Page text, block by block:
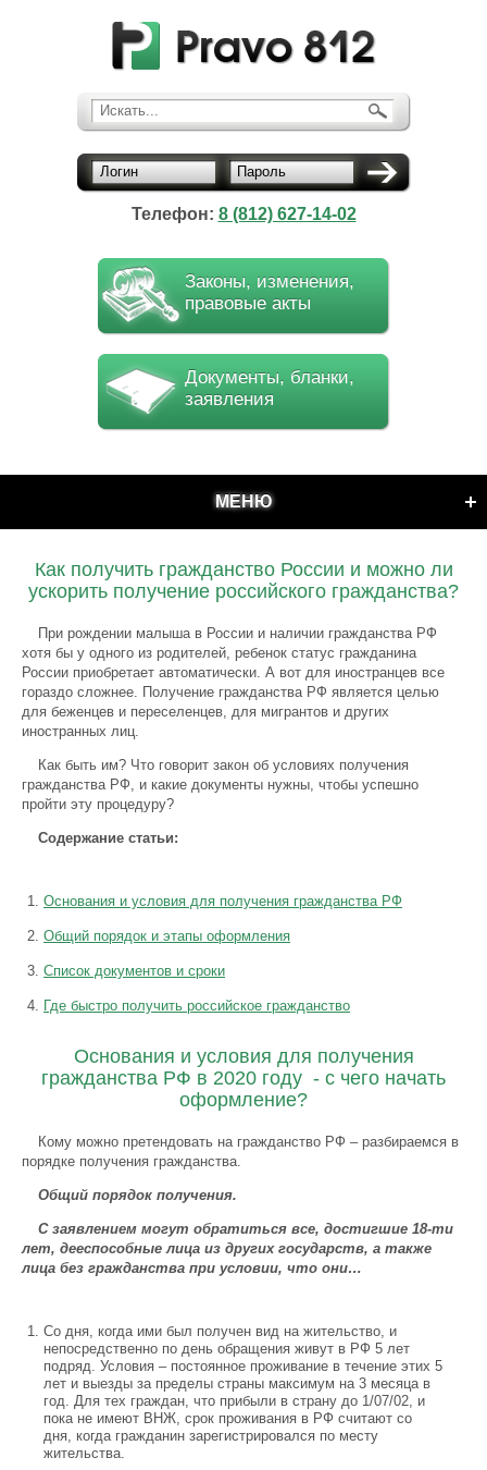
Искать...
Логин Пароль
Телефон: 8 (812) 627-14-02
Законы, изменения,
правовые акты
Документы, бланки,
заявления
МЕНЮ
Как получить гражданство России и можно ли
ускорить получение российского гражданства?
При рождении малыша в России и наличии гражданства РФ
хотя бы у одного из родителей, ребенок статус гражданина
России приобретает автоматически. А вот для иностранцев все
гораздо сложнее. Получение гражданства РФ является целью
для беженцев и переселенцев, для мигрантов и других
иностранных лиц.
Как быть им? Что говорит закон об условиях получения
гражданства РФ, и какие документы нужны, чтобы успешно
пройти эту процедуру?
Содержание статьи:
Основания и условия для получения гражданства РФ
Общий порядок и этапы оформления
Список документов и сроки
Где быстро получить российское гражданство
Основания и условия для получения
гражданства РФ в 2020 году - с чего начать
оформление?
Кому можно претендовать на гражданство РФ – разбираемся в
порядке получения гражданства.
Общий порядок получения.
С заявлением могут обратиться все, достигшие 18-ти
лет, дееспособные лица из других государств, а также
лица без гражданства при условии, что они…
Со дня, когда ими был получен вид на жительство, и
непосредственно по день обращения живут в РФ 5 лет
подряд. Условия – постоянное проживание в течение этих 5
лет и выезды за пределы страны максимум на 3 месяца в
год. Для тех граждан, что прибыли в страну до 1/07/02, и
пока не имеют ВНЖ, срок проживания в РФ считают со
дня, когда гражданин зарегистрировался по месту
жительства.